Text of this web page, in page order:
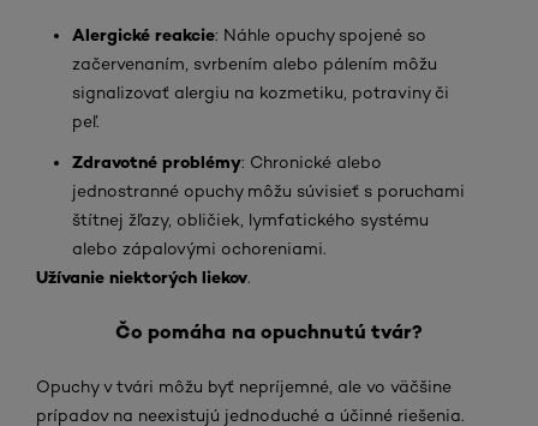
Alergické reakcie: Náhle opuchy spojené so
začervenaním, svrbením alebo pálením môžu
signalizovať alergiu na kozmetiku, potraviny či
peľ.
Zdravotné problémy: Chronické alebo
jednostranné opuchy môžu súvisieť s poruchami
štítnej žľazy, obličiek, lymfatického systému
alebo zápalovými ochoreniami.
Užívanie niektorých liekov.
Čo pomáha na opuchnutú tvár?
Opuchy v tvári môžu byť nepríjemné, ale vo väčšine
prípadov na neexistujú jednoduché a účinné riešenia.